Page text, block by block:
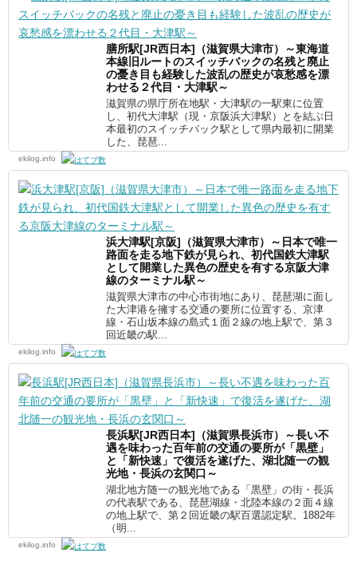
膳所駅[JR西日本]（滋賀県大津市）～東海道
本線旧ルートのスイッチバックの名残と廃止
の憂き目も経験した波乱の歴史が哀愁感を漂
わせる２代目・大津駅～
滋賀県の県庁所在地駅・大津駅の一駅東に位置
し、初代大津駅（現・京阪浜大津駅）とを結ぶ日
本最初のスイッチバック駅として県内最初に開業
した、琵琶...
ekilog.info
浜大津駅[京阪]（滋賀県大津市）～日本で唯一
路面を走る地下鉄が見られ、初代国鉄大津駅
として開業した異色の歴史を有する京阪大津
線のターミナル駅～
滋賀県大津市の中心市街地にあり、琵琶湖に面し
た大津港を擁する交通の要所に位置する、京津
線・石山坂本線の島式１面２線の地上駅で、第３
回近畿の駅...
ekilog.info
長浜駅[JR西日本]（滋賀県長浜市）～長い不
遇を味わった百年前の交通の要所が「黒壁」
と「新快速」で復活を遂げた、湖北随一の観
光地・長浜の玄関口～
湖北地方随一の観光地である「黒壁」の街・長浜
の代表駅である、琵琶湖線・北陸本線の２面４線
の地上駅で、第２回近畿の駅百選認定駅。1882年
（明...
ekilog.info